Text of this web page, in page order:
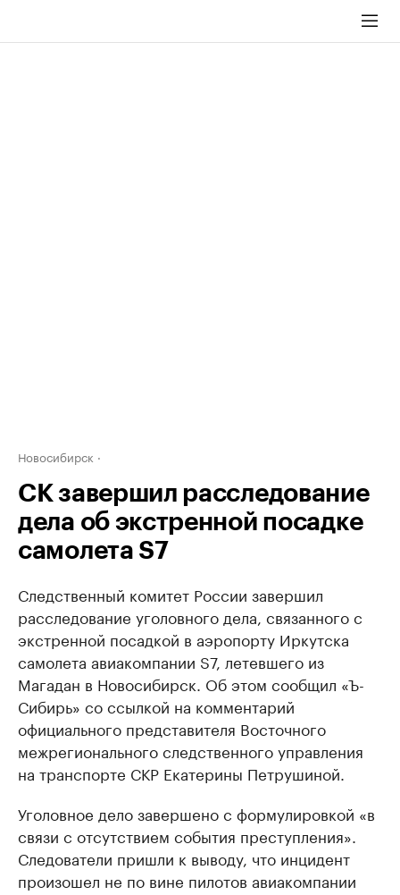
Новосибирск
СК завершил расследование
дела об экстренной посадке
самолета S7
Следственный комитет России завершил
расследование уголовного дела, связанного с
экстренной посадкой в аэропорту Иркутска
самолета авиакомпании S7, летевшего из
Магадан в Новосибирск. Об этом сообщил «Ъ-
Сибирь» со ссылкой на комментарий
официального представителя Восточного
межрегионального следственного управления
на транспорте СКР Екатерины Петрушиной.
Уголовное дело завершено с формулировкой «в
связи с отсутствием события преступления».
Следователи пришли к выводу, что инцидент
произошел не по вине пилотов авиакомпании